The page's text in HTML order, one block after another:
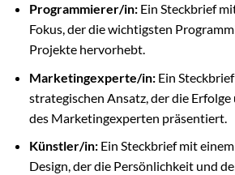
Programmierer/in:Ein Steckbrief
Fokus, der die wichtigsten
Projekte hervorhebt.
Marketingexperte/in:Ein
strategischen Ansatz, der die
des Marketingexperten präsentiert.
Künstler/in:Ein Steckbrief mit
Design, der die Persönlichkeit und